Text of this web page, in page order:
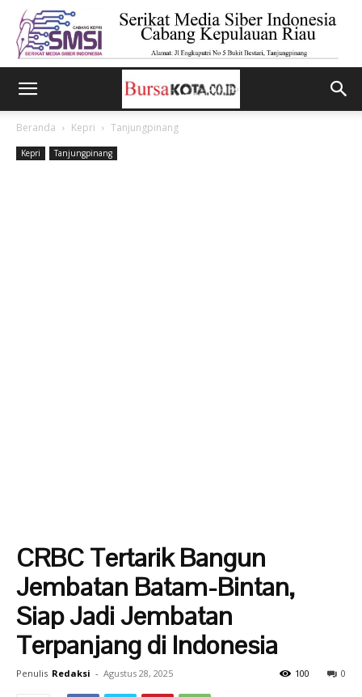
Beranda Kepri Tanjungpinang
Kepri Tanjungpinang
CRBC Tertarik Bangun
Jembatan Batam-Bintan,
Siap Jadi Jembatan
Terpanjang di Indonesia
Penulis Redaksi - Agustus 28, 2025 0
100